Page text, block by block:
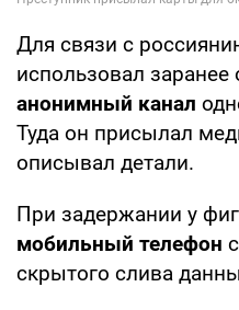
Для связи с
использовал
анонимный канал
Туда он присылал
описывал детали.
При задержании у
мобильный телефон
скрытого слива